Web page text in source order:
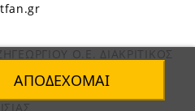
ΑΠΟΔΈΧΟΜΑΙ
Ο.Ε. ΔΙΑΚΡΙΤΙΚΟΣ
FAN»